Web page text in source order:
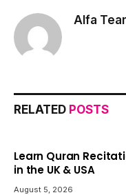
Alfa
RELATED POSTS
Learn Quran
in the UK & USA
August 5, 2026